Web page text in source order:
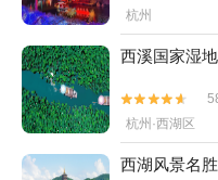
杭州
西溪国家湿


杭州·西湖区
西湖风景名